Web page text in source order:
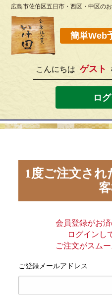
082-
[営業時間]10
このサイトの使い方
プライバシーポリシー
サイトマップ
広島市佐伯区五日市・西区・中区の
簡単Web
こんにちは ゲスト
ロ
1度ご注文さ
会員登録がお
ログインし
ご注文がスムー
ご登録メールアドレス